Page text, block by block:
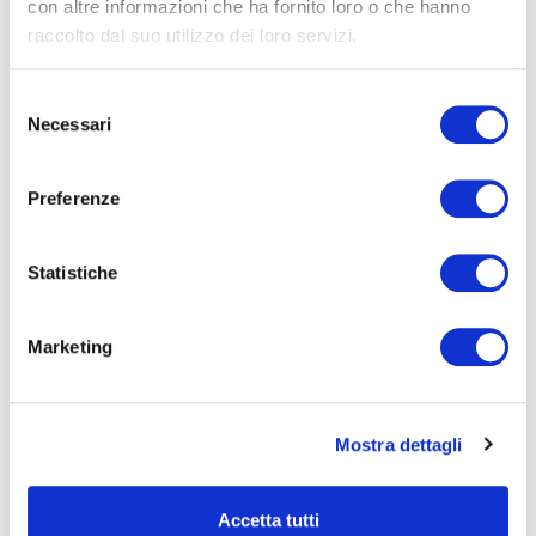
con altre informazioni che ha fornito loro o che hanno
raccolto dal suo utilizzo dei loro servizi.
Necessari
Preferenze
Statistiche
Marketing
Mostra dettagli
Accetta tutti
propri balconi
Come
dissuasore piccioni
piccioni
eliminazione guano